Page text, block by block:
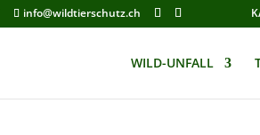
info@wildtierschutz.ch
WILD-UNFALL